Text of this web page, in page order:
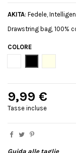
AKITA: Fedele,
Drawstring bag, 100%
COLORE
9,99 €
Tasse incluse
Guida alle taglie